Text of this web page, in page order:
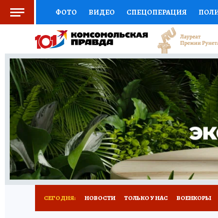
ФОТО ВИДЕО СПЕЦОПЕРАЦИЯ
СОЦПОДДЕРЖКА НАУКА СПОРТ
ВЫБОР ЭКСПЕРТОВ ДОКТОР
КНИЖНАЯ ПОЛКА ПРОГНОЗЫ НА СПОРТ
ПРЕСС-ЦЕНТР НЕДВИЖИМОСТЬ
РАДИО КП РЕКЛАМА ТЕСТЫ НОВОЕ
СЕГОДНЯ: НОВОСТИ ТОЛЬКО У НАС ВОЕНКОРЫ